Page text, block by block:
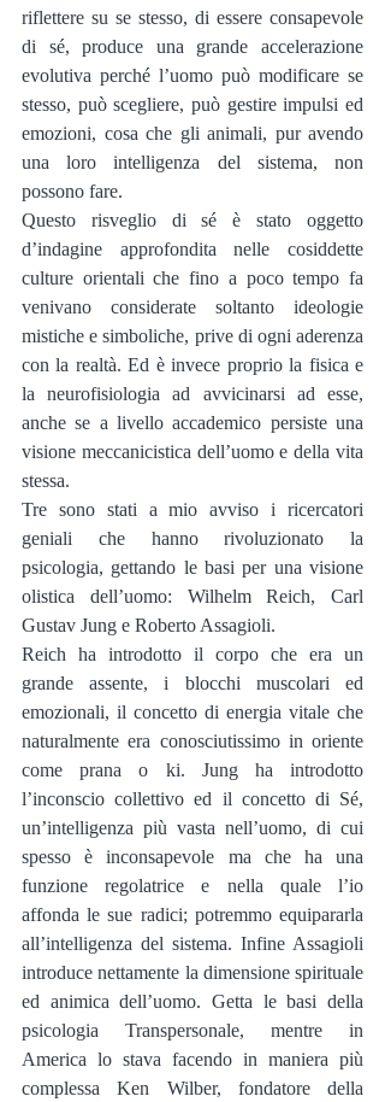
riflettere su se stesso, di essere consapevole
di sé, produce una grande accelerazione
evolutiva perché l’uomo può modificare se
stesso, può scegliere, può gestire impulsi ed
emozioni, cosa che gli animali, pur avendo
una loro intelligenza del sistema, non
possono fare.
Questo risveglio di sé è stato oggetto
d’indagine approfondita nelle cosiddette
culture orientali che fino a poco tempo fa
venivano considerate soltanto ideologie
mistiche e simboliche, prive di ogni aderenza
con la realtà. Ed è invece proprio la fisica e
la neurofisiologia ad avvicinarsi ad esse,
anche se a livello accademico persiste una
visione meccanicistica dell’uomo e della vita
stessa.
Tre sono stati a mio avviso i ricercatori
geniali che hanno rivoluzionato la
psicologia, gettando le basi per una visione
olistica dell’uomo: Wilhelm Reich, Carl
Gustav Jung e Roberto Assagioli.
Reich ha introdotto il corpo che era un
grande assente, i blocchi muscolari ed
emozionali, il concetto di energia vitale che
naturalmente era conosciutissimo in oriente
come prana o ki. Jung ha introdotto
l’inconscio collettivo ed il concetto di Sé,
un’intelligenza più vasta nell’uomo, di cui
spesso è inconsapevole ma che ha una
funzione regolatrice e nella quale l’io
affonda le sue radici; potremmo equipararla
all’intelligenza del sistema. Infine Assagioli
introduce nettamente la dimensione spirituale
ed animica dell’uomo. Getta le basi della
psicologia Transpersonale, mentre in
America lo stava facendo in maniera più
complessa Ken Wilber, fondatore della